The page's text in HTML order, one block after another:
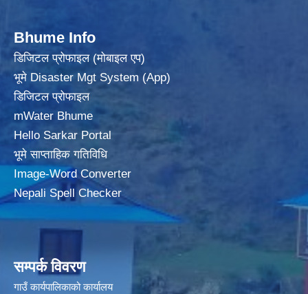
Bhume Info
डिजिटल प्रोफाइल (मोबाइल एप)
भूमे Disaster Mgt System (App)
डिजिटल प्रोफाइल
mWater Bhume
Hello Sarkar Portal
भूमे साप्ताहिक गतिविधि
Image-Word Converter
Nepali Spell Checker
सम्पर्क विवरण
गाउँ कार्यपालिकाको कार्यालय